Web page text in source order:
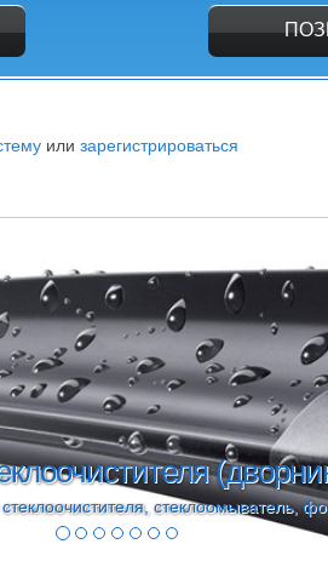
или зарегистрироваться
Моторное масло
Масло 5w30 форд формула, 5w20